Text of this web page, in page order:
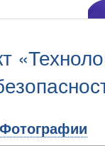
Фотографии